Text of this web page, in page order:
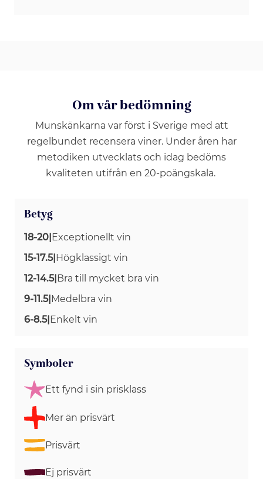
Om vår bedömning
Munskänkarna var först i Sverige med att
regelbundet recensera viner. Under åren har
metodiken utvecklats och idag bedöms
kvaliteten utifrån en 20-poängskala.
Betyg
18-20|Exceptionellt vin
15-17.5|Högklassigt vin
12-14.5|Bra till mycket bra vin
9-11.5|Medelbra vin
6-8.5|Enkelt vin
Symboler
Ett fynd i sin prisklass
Mer än prisvärt
Prisvärt
Ej prisvärt